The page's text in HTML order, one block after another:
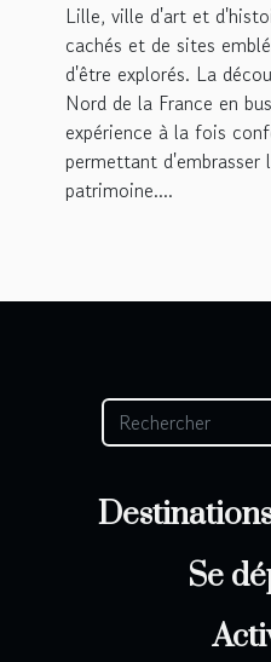
Lille, ville d'art et
cachés et de sites
d'être explorés. La
Nord de la France en
expérience à la fois
permettant d'embrasser
patrimoine....
Se